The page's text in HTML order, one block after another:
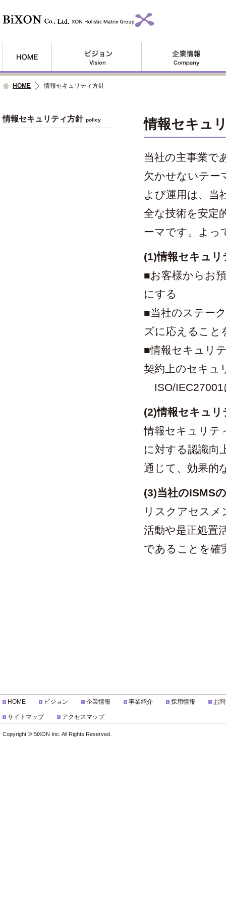
HOME 情報セキュリティ方針
情報セキュ
当社の主事業で
欠かせないテー
よび運用は、当
全な技術を安定
ーマです。よっ
(1)情報セキュリ
■お客様からお
にする
■当社のステー
ズに応えること
■情報セキュリ
契約上のセキュ
ISO/IEC27001
(2)情報セキュ
情報セキュリテ
に対する認識向
通じて、効果的
(3)当社のISMS
リスクアセス
活動や是正処置
であることを確
情報セキュリティ方針 policy
HOME ビジョン 企業情報 事業紹介 採用情報 お
サイトマップ アクセスマップ
Copyright © BiXON Inc. All Rights Reserved.